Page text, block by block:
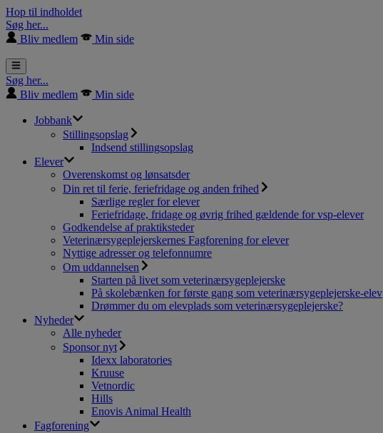
Hop til indholdet
Søg her...
Bliv medlem
Min side
Søg her...
Bliv medlem
Min side
Jobbank
Stillingsopslag
Indsend stillingsopslag
Elever
Overenskomst og lønsatsder
Din ret til ferie, feriefridage og anden frihed
Særlige regler for elever
Feriefridage, fridage og øvrig frihed gældende for vsp-elever
Godkendelse af praktiksteder
Veterinærsygeplejerskernes Fagforening for elever
Nyttige adresser og telefonnumre
Om uddannelsen
Starten på livet som veterinærsygeplejerske
På skolebænken for første gang som veterinærsygeplejerske-elev
Drømmer du om elevplads som veterinærsygeplejerske?
Nyheder
Alle nyheder
Sponsor nyt
Idexx laboratories
Kruuse
Vetnordic
Hills
Enovis Animal Health
Fagforening